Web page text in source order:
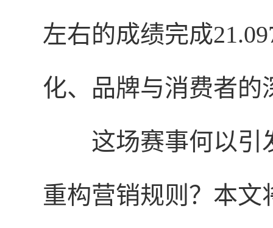
左右的成绩完成
化、品牌与消费者的
这场赛事何以引
重构营销规则？本